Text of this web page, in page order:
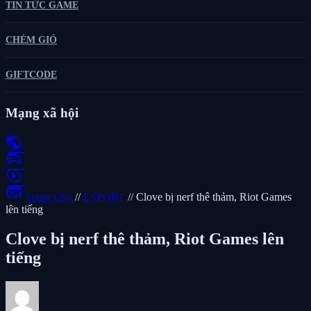
TIN TỨC GAME
CHÉM GIÓ
GIFTCODE
Mạng xã hội
public
sports_esports
play_circle
terminal Trang Chủ // ESPORT // Clove bị nerf thê thảm, Riot Games
lên tiếng
Clove bị nerf thê thảm, Riot Games lên
tiếng